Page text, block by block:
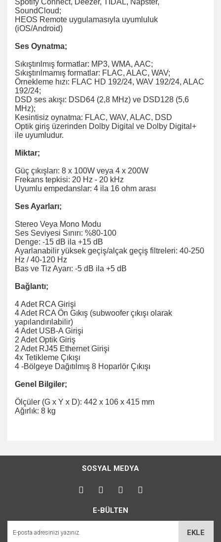
Spotify Connect, Deezer, TIDAL, Napster,
SoundCloud;
HEOS Remote uygulamasıyla uyumluluk
(iOS/Android)
Ses Oynatma;
Sıkıştırılmış formatlar: MP3, WMA, AAC;
Sıkıştırılmamış formatlar: FLAC, ALAC, WAV;
Örnekleme hızı: FLAC HD 192/24, WAV 192/24, ALAC
192/24;
DSD ses akışı: DSD64 (2,8 MHz) ve DSD128 (5,6
MHz);
Kesintisiz oynatma: FLAC, WAV, ALAC, DSD
Optik giriş üzerinden Dolby Digital ve Dolby Digital+
ile uyumludur.
Miktar;
Güç çıkışları: 8 x 100W veya 4 x 200W
Frekans tepkisi: 20 Hz - 20 kHz
Uyumlu empedanslar: 4 ila 16 ohm arası
Ses Ayarları;
Stereo Veya Mono Modu
Ses Seviyesi Sınırı: %80-100
Denge: -15 dB ila +15 dB
Ayarlanabilir yüksek geçiş/alçak geçiş filtreleri: 40-250
Hz / 40-120 Hz
Bas ve Tiz Ayarı: -5 dB ila +5 dB
Bağlantı;
4 Adet RCA Girişi
4 Adet RCA Ön Gıkış (subwoofer çıkışı olarak
yapılandırılabilir)
4 Adet USB-A Girişi
2 Adet Optik Giriş
2 Adet RJ45 Ethernet Girişi
4x Tetikleme Çıkışı
4 -Bölgeye Dağıtılmış 8 Hoparlör Çıkışı
Genel Bilgiler;
Ölçüler (G x Y x D): 442 x 106 x 415 mm
Ağırlık: 8 kg
konularda yetersiz gördüğünüz noktaları öneri formunu
kullanarak tarafımıza iletebilirsiniz.
Görüş ve önerileriniz için teşekkür ederiz.
Ürün açıklamasında eksik bilgiler bulunuyor.
SOSYAL MEDYA
E-BÜLTEN
EKLE